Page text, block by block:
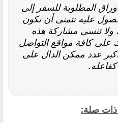
المطلوبة للسفر إلى
عليه نتمنى أن نكون
ولا تنسى مشاركة هذه
كافة مواقع التواصل
عدد ممكن الدال على
كفاعله.
ذات صلة: